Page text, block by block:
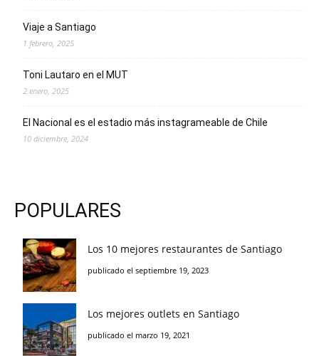
Viaje a Santiago
1 febrero, 2025
Toni Lautaro en el MUT
2 enero, 2025
El Nacional es el estadio más instagrameable de Chile
10 diciembre, 2024
POPULARES
Los 10 mejores restaurantes de Santiago
publicado el septiembre 19, 2023
Los mejores outlets en Santiago
publicado el marzo 19, 2021